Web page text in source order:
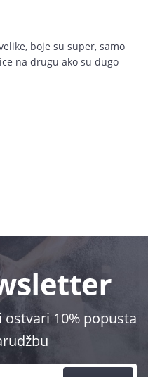
boje su super, samo
na drugu ako su dugo
10% popusta